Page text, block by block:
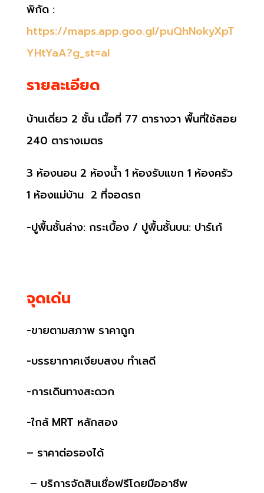
พิกัด :
https://maps.app.goo.gl/puQhNokyXpT
YHtYaA?g_st=al
รายละเอียด
บ้านเดี่ยว 2 ชั้น เนื้อที่ 77 ตารางวา พื้นที่ใช้สอย
240 ตารางเมตร
3 ห้องนอน 2 ห้องน้ำ 1 ห้องรับแขก 1 ห้องครัว
1 ห้องแม่บ้าน 2 ที่จอดรถ
-ปูพื้นชั้นล่าง: กระเบื้อง / ปูพื้นชั้นบน: ปาร์เก้
จุดเด่น
-ขายตามสภาพ ราคาถูก
-บรรยากาศเงียบสงบ ทำเลดี
-การเดินทางสะดวก
-ใกล้ MRT หลักสอง
– ราคาต่อรองได้
– บริการจัดสินเชื่อฟรีโดยมืออาชีพ